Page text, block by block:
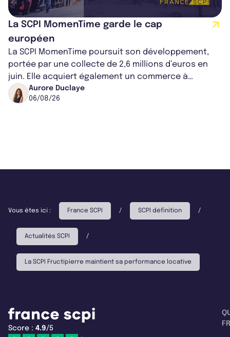
La SCPI MomenTime garde le cap
européen
La SCPI MomenTime poursuit son développement,
portée par une collecte de 2,6 millions d’euros en
juin. Elle acquiert également un commerce à
Worcester, place une plateforme logisti...
Aurore Duclaye
06/08/26
Vous êtes ici : France SCPI / SCPI définition /
Actualités SCPI /
La SCPI Fructipierre maintient sa performance locative
Score : 4.9/5